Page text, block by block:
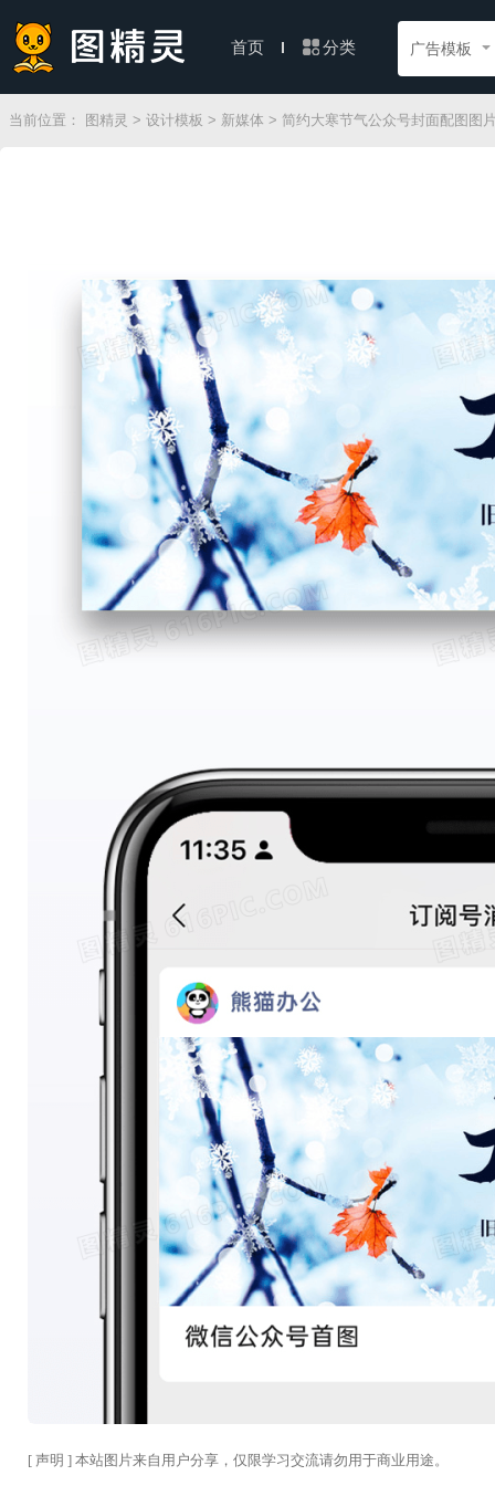
首页 分类 广告模板
当前位置： 图精灵 > 设计模板 > 新媒体 > 简约大寒节气公众号封面配图图
[ 声明 ] 本站图片来自用户分享，仅限学习交流请勿用于商业用途。